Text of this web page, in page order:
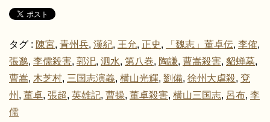
タグ : 陳宮, 青州兵, 漢紀, 王允, 正史, 「魏志」董卓伝, 李傕,
張邈, 李儒殺害, 郭汜, 泗水, 第八巻, 陶謙, 曹嵩殺害, 貂蝉墓,
曹嵩, 木芝村, 三国志演義, 横山光輝, 劉備, 徐州大虐殺, 兗
州 , 董卓, 張超, 英雄記, 曹操, 董卓殺害, 横山三国志, 呂布, 李
儒